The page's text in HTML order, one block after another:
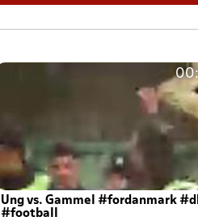
Ung vs. Gammel #fordanmark
#football